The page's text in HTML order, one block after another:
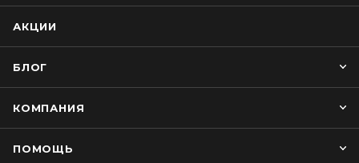
АКЦИИ
БЛОГ
КОМПАНИЯ
ПОМОЩЬ